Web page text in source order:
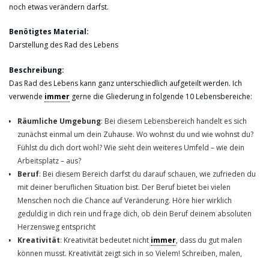
noch etwas verändern darfst.
Benötigtes Material:
Darstellung des Rad des Lebens
Beschreibung:
Das Rad des Lebens kann ganz unterschiedlich aufgeteilt werden. Ich
verwende immer gerne die Gliederung in folgende 10 Lebensbereiche:
Räumliche Umgebung: Bei diesem Lebensbereich handelt es sich
zunächst einmal um dein Zuhause. Wo wohnst du und wie wohnst du?
Fühlst du dich dort wohl? Wie sieht dein weiteres Umfeld – wie dein
Arbeitsplatz – aus?
Beruf: Bei diesem Bereich darfst du darauf schauen, wie zufrieden du
mit deiner beruflichen Situation bist. Der Beruf bietet bei vielen
Menschen noch die Chance auf Veränderung. Höre hier wirklich
geduldig in dich rein und frage dich, ob dein Beruf deinem absoluten
Herzensweg entspricht
Kreativität: Kreativität bedeutet nicht immer, dass du gut malen
können musst. Kreativität zeigt sich in so Vielem! Schreiben, malen,